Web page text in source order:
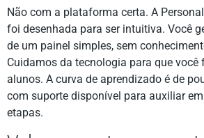
Não com a plataforma certa. A
foi desenhada para ser intuitiva. Você
de um painel simples, sem
Cuidamos da tecnologia para que você
alunos. A curva de aprendizado é de
com suporte disponível para auxiliar
etapas.